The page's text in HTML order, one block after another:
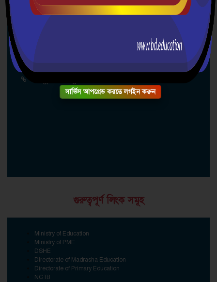
সার্ভিস আপগ্রেড করতে লগইন করুন
৩৭২/৭৩, তেজগাঁও শি/এ, ঢাকা
01309108525
গুরুত্বপূর্ণ লিংক সমূহ
Ministry of Education
Ministry of PME
DSHE
Directorate of Madrasha Education
Directorate of Primary Education
NCTB